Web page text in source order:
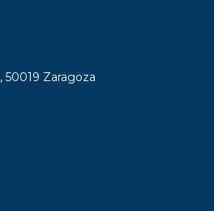
50019 Zaragoza